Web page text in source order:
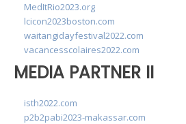
MedItRio2023.org
lcicon2023boston.com
waitangidayfestival2022.com
vacancesscolaires2022.com
MEDIA PARTNER II
isth2022.com
p2b2pabi2023-makassar.com